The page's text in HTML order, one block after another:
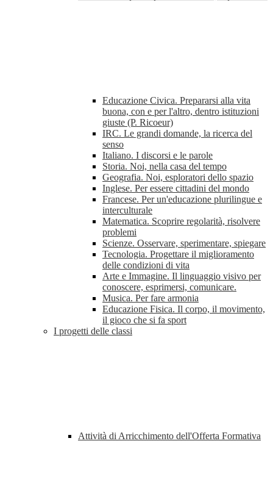
Educazione Civica. Prepararsi alla vita
buona, con e per l'altro, dentro istituzioni
giuste (P. Ricoeur)
IRC. Le grandi domande, la ricerca del
senso
Italiano. I discorsi e le parole
Storia. Noi, nella casa del tempo
Geografia. Noi, esploratori dello spazio
Inglese. Per essere cittadini del mondo
Francese. Per un'educazione plurilingue e
interculturale
Matematica. Scoprire regolarità, risolvere
problemi
Scienze. Osservare, sperimentare, spiegare
Tecnologia. Progettare il miglioramento
delle condizioni di vita
Arte e Immagine. Il linguaggio visivo per
conoscere, esprimersi, comunicare.
Musica. Per fare armonia
Educazione Fisica. Il corpo, il movimento,
il gioco che si fa sport
I progetti delle classi
Attività di Arricchimento dell'Offerta Formativa